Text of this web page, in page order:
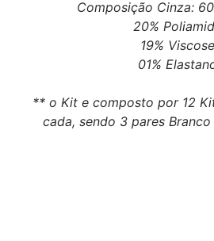
Composição Cinza:
20%
19% Viscose
01%
** o Kit e composto por 12
cada, sendo 3 pares